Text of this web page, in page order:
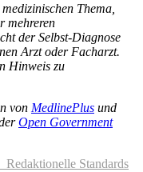
Thema,
mehreren
der Selbst-Diagnose
Arzt oder Facharzt.
Hinweis zu
von MedlinePlus und
Open Government
Standards